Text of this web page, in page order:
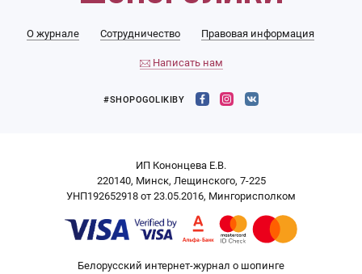
О журнале Сотрудничество Правовая информация
Написать нам
#SHOPOGOLIKIBY
ИП Кононцева Е.В.
220140, Минск, Лещинского, 7-225
УНП192652918 от 23.05.2016, Мингорисполком
Белорусский интернет-журнал о шопинге